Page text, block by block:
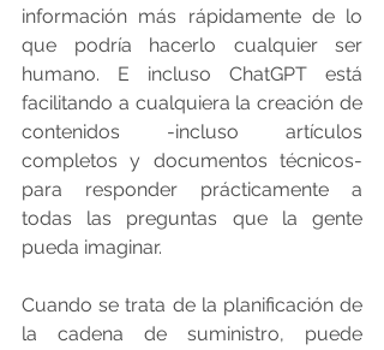
información más rápidamente de lo
que podría hacerlo cualquier ser
humano. E incluso ChatGPT está
facilitando a cualquiera la creación de
contenidos -incluso artículos
completos y documentos técnicos-
para responder prácticamente a
todas las preguntas que la gente
pueda imaginar.
Cuando se trata de la planificación de
la cadena de suministro, puede